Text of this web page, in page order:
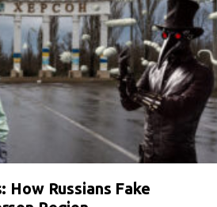
How Russians Fake